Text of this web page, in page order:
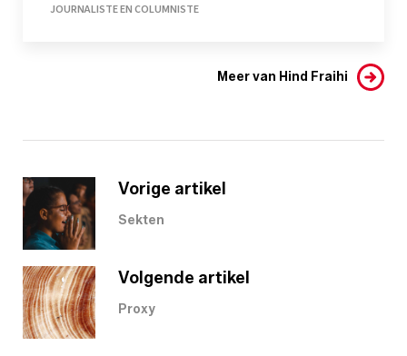
JOURNALISTE EN COLUMNISTE
Meer van Hind Fraihi
Vorige artikel
Sekten
Volgende artikel
Proxy